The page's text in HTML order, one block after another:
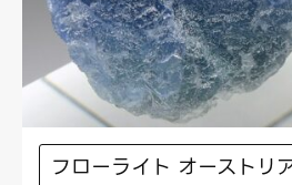
フローライト オーストリ